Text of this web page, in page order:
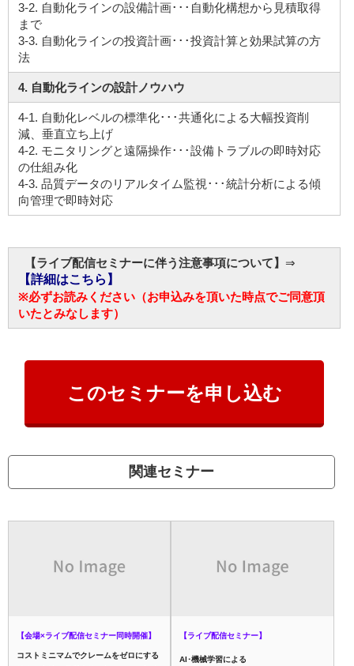
3-2. 自動化ラインの設備計画･･･自動化構想から見積取得
まで
3-3. 自動化ラインの投資計画･･･投資計算と効果試算の方
法
4. 自動化ラインの設計ノウハウ
4-1. 自動化レベルの標準化･･･共通化による大幅投資削
減、垂直立ち上げ
4-2. モニタリングと遠隔操作･･･設備トラブルの即時対応
の仕組み化
4-3. 品質データのリアルタイム監視･･･統計分析による傾
向管理で即時対応
【ライブ配信セミナーに伴う注意事項について】 ⇒
【詳細はこちら】
※必ずお読みください （お申込みを頂いた時点でご同意頂
いたとみなします）
このセミナーを申し込む
関連セミナー
【会場×ライブ配信セミナー同時開催】
コストミニマムでクレームをゼロにする
【ライブ配信セミナー】
AI･機械学習による